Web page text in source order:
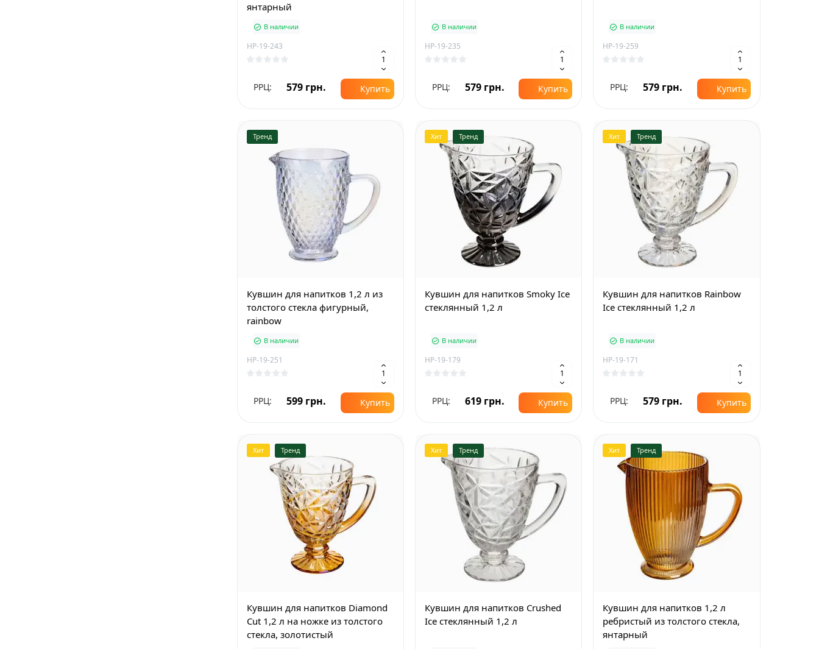
янтарный
В наличии
HP-19-243
РРЦ: 579 грн. Купить
В наличии
HP-19-235
РРЦ: 579 грн. Купить
В наличии
HP-19-259
РРЦ: 579 грн. Купить
Тренд
Кувшин для напитков 1,2 л из
толстого стекла фигурный,
rainbow
В наличии
HP-19-251
РРЦ: 599 грн. Купить
Хит Тренд
Кувшин для напитков Smoky Ice
стеклянный 1,2 л
В наличии
HP-19-179
РРЦ: 619 грн. Купить
Хит Тренд
Кувшин для напитков Rainbow
Ice стеклянный 1,2 л
В наличии
HP-19-171
РРЦ: 579 грн. Купить
Хит Тренд
Кувшин для напитков Diamond
Cut 1,2 л на ножке из толстого
стекла, золотистый
Хит Тренд
Кувшин для напитков Crushed
Ice стеклянный 1,2 л
Хит Тренд
Кувшин для напитков 1,2 л
ребристый из толстого стекла,
янтарный